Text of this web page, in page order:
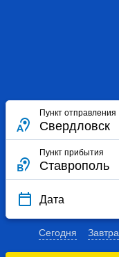
Пункт отправления
Пункт прибытия
Дата
Сегодня Завтра